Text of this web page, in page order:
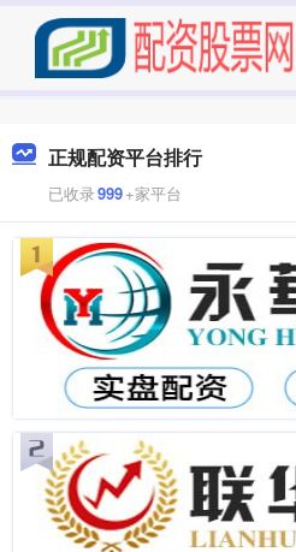
正规配资平台排行
已收录999+家平台